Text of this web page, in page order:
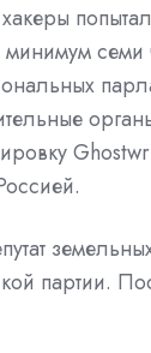
семи
партии.